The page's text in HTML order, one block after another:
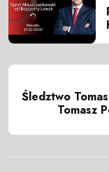
Śledztwo
Tomasz